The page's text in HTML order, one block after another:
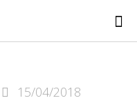
15/04/2018